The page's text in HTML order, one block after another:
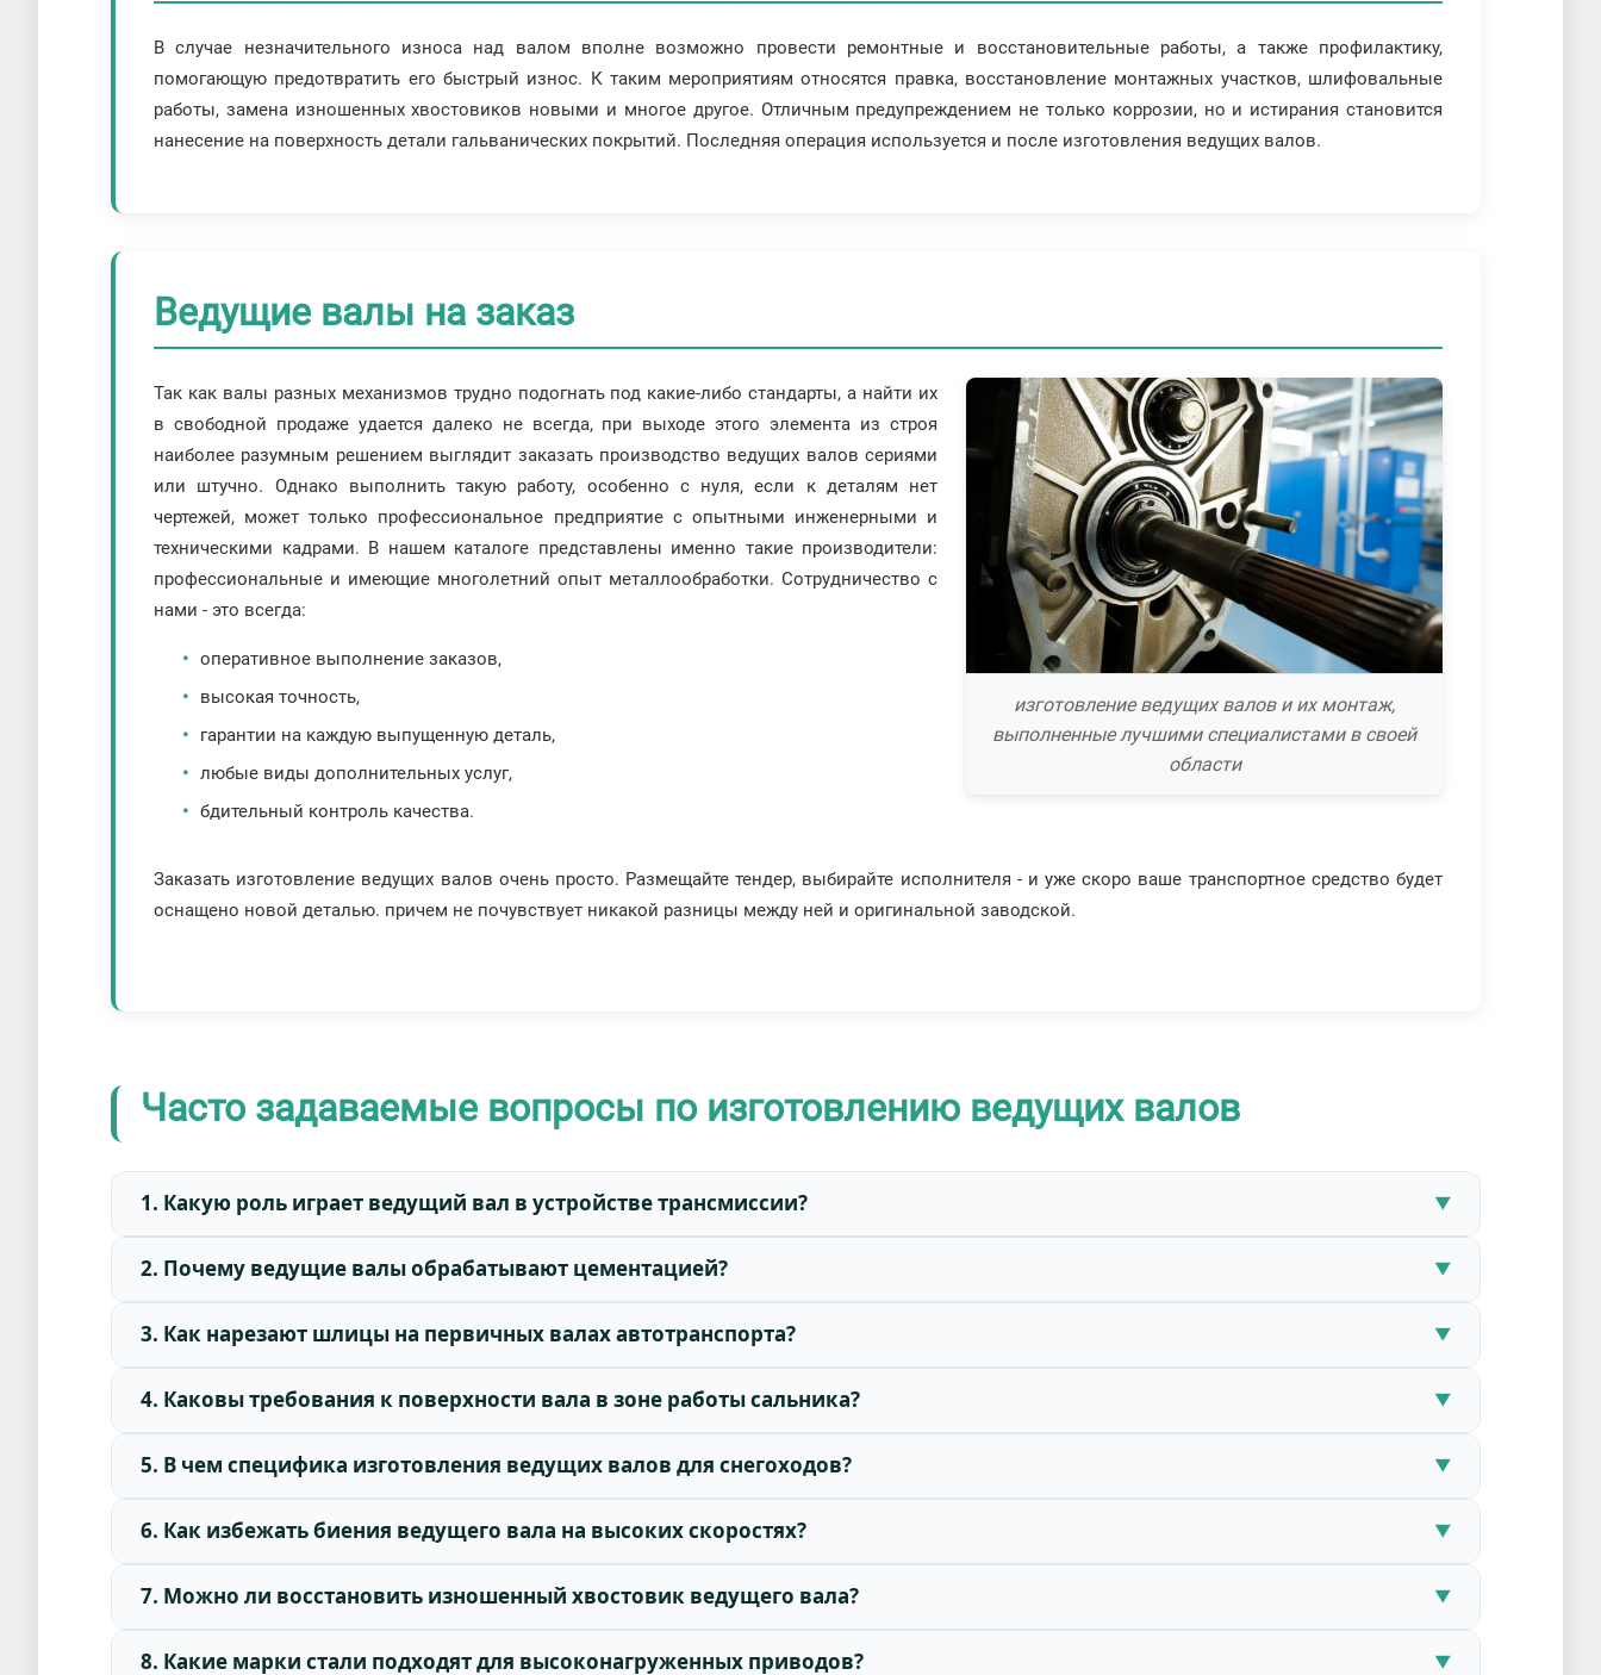
В случае незначительного износа над валом вполне возможно провести ремонтные и восстановительные работы, а также профилактику,
помогающую предотвратить его быстрый износ. К таким мероприятиям относятся правка, восстановление монтажных участков, шлифовальные
работы, замена изношенных хвостовиков новыми и многое другое. Отличным предупреждением не только коррозии, но и истирания становится
нанесение на поверхность детали гальванических покрытий. Последняя операция используется и после изготовления ведущих валов.
Ведущие валы на заказ
изготовление ведущих валов и их монтаж,
выполненные лучшими специалистами в своей
области
Так как валы разных механизмов трудно подогнать под какие-либо стандарты, а найти их
в свободной продаже удается далеко не всегда, при выходе этого элемента из строя
наиболее разумным решением выглядит заказать производство ведущих валов сериями
или штучно. Однако выполнить такую работу, особенно с нуля, если к деталям нет
чертежей, может только профессиональное предприятие с опытными инженерными и
техническими кадрами. В нашем каталоге представлены именно такие производители:
профессиональные и имеющие многолетний опыт металлообработки. Сотрудничество с
нами - это всегда:
оперативное выполнение заказов,
высокая точность,
гарантии на каждую выпущенную деталь,
любые виды дополнительных услуг,
бдительный контроль качества.
Заказать изготовление ведущих валов очень просто. Размещайте тендер, выбирайте исполнителя - и уже скоро ваше транспортное средство будет
оснащено новой деталью. причем не почувствует никакой разницы между ней и оригинальной заводской.
Часто задаваемые вопросы по изготовлению ведущих валов
1. Какую роль играет ведущий вал в устройстве трансмиссии?
2. Почему ведущие валы обрабатывают цементацией?
3. Как нарезают шлицы на первичных валах автотранспорта?
4. Каковы требования к поверхности вала в зоне работы сальника?
5. В чем специфика изготовления ведущих валов для снегоходов?
6. Как избежать биения ведущего вала на высоких скоростях?
7. Можно ли восстановить изношенный хвостовик ведущего вала?
8. Какие марки стали подходят для высоконагруженных приводов?